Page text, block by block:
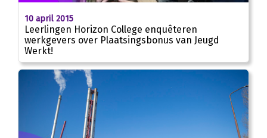
10 april 2015
Leerlingen Horizon College enquêteren
werkgevers over Plaatsingsbonus van Jeugd
Werkt!